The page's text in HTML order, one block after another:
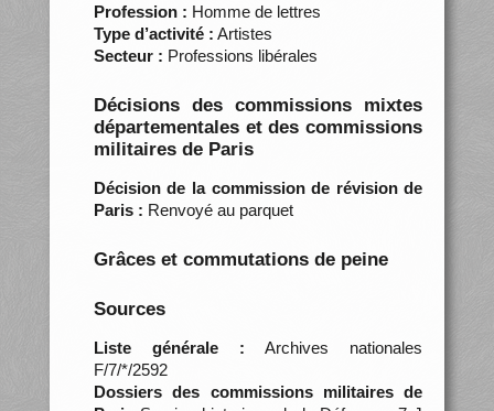
Profession : Homme de lettres
Type d’activité : Artistes
Secteur : Professions libérales
Décisions des commissions mixtes
départementales et des commissions
militaires de Paris
Décision de la commission de révision de
Paris : Renvoyé au parquet
Grâces et commutations de peine
Sources
Liste générale : Archives nationales
F/7/*/2592
Dossiers des commissions militaires de